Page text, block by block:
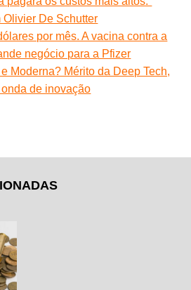
Olivier De Schutter
por mês. A vacina contra a
negócio para a Pfizer
Moderna? Mérito da Deep Tech,
de inovação